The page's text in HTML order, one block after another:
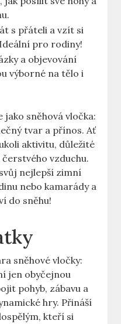
s⁣ přáteli⁤ a vzít si
pro rodiny!
a objevování
výborné na tělo i
‍sněhová‍ vločka:⁣
tvar a‍ přínos. Ať
aktivitu,​ důležité​
čerstvého ​vzduchu.
nejlepší zimní‌
nebo kamarády⁣ a
do sněhu!
sněhové‌ vločky:‌
jen obyčejnou
pohyb, zábavu a‌
hry. Přináší
kteří si